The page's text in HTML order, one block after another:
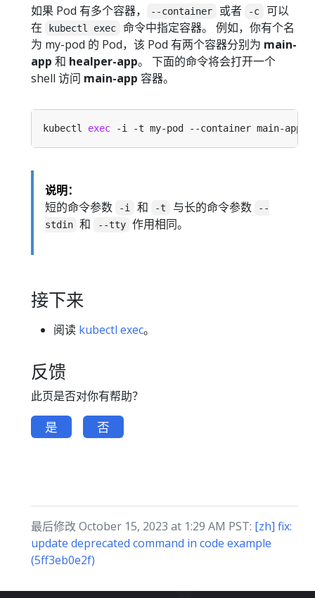
如果 Pod 有多个容器， --container 或者 -c
可以
在
kubectl exec
命令中指定容器。 例如，你有个名
为 my-pod 的 Pod，该 Pod 有两个容器分别为 main-
app 和 healper-app。 下面的命令将会打开一个
shell 访问 main-app 容器。
kubectl exec
说明：
短的命令参数
-i 和 -t 与长的命令参数
--
stdin 和 --tty 作用相同。
接下来
阅读 kubectl exec。
反馈
此页是否对你有帮助？
是 否
最后修改 October 15, 2023 at 1:29 AM PST: [zh] fix:
update deprecated command in code example
(5ff3eb0e2f)